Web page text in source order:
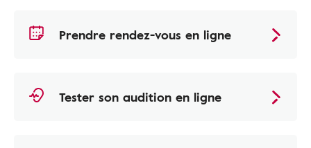
Prendre rendez-vous en ligne
Tester son audition en ligne